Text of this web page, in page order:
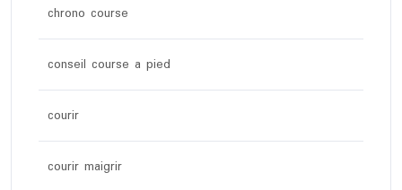
chrono course
conseil course a pied
courir
courir maigrir